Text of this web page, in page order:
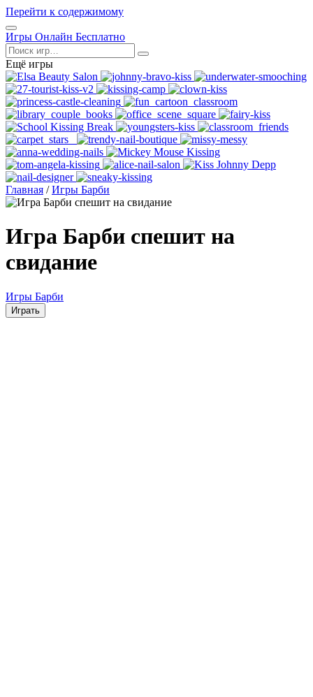
Перейти к содержимому
Открыть
меню
Игры Онлайн Бесплатно
Поиск
Ещё игры
Главная / Игры Барби
Игра Барби спешит на
свидание
Игры Барби
Играть